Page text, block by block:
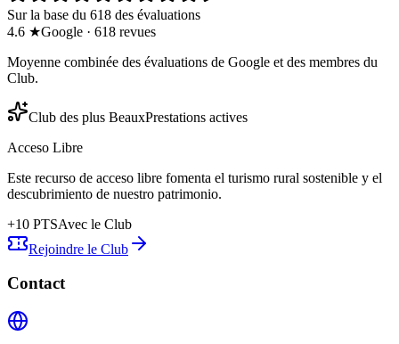
Sur la base du 618 des évaluations
4.6 ★Google · 618 revues
Moyenne combinée des évaluations de Google et des membres du
Club.
Club des plus BeauxPrestations actives
Acceso Libre
Este recurso de acceso libre fomenta el turismo rural sostenible y el
descubrimiento de nuestro patrimonio.
+10 PTSAvec le Club
Rejoindre le Club
Contact